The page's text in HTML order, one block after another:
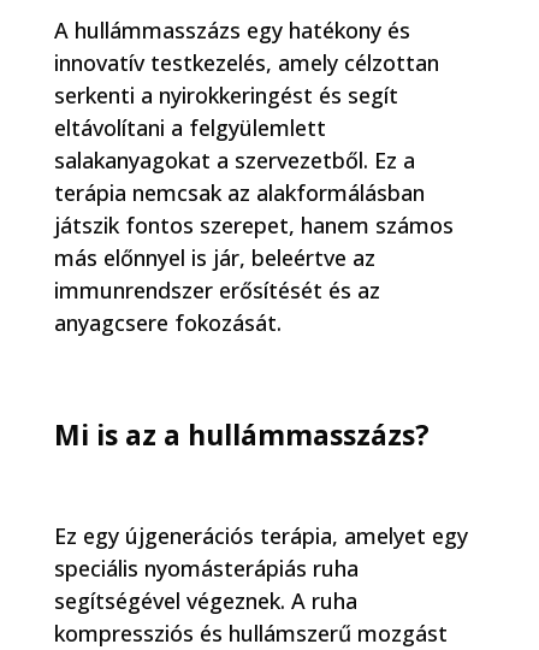
A hullámmasszázs egy hatékony és
innovatív testkezelés, amely célzottan
serkenti a nyirokkeringést és segít
eltávolítani a felgyülemlett
salakanyagokat a szervezetből. Ez a
terápia nemcsak az alakformálásban
játszik fontos szerepet, hanem számos
más előnnyel is jár, beleértve az
immunrendszer erősítését és az
anyagcsere fokozását.
Mi is az a hullámmasszázs?
Ez egy újgenerációs terápia, amelyet egy
speciális nyomásterápiás ruha
segítségével végeznek. A ruha
kompressziós és hullámszerű mozgást